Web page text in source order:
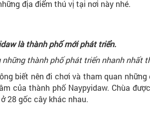
địa điểm thú vị tại nơi này nhé.
thành phố phát triển nhanh nhất
biết nên đi chơi và tham quan
của thành phố Naypyidaw. Chùa
28 gốc cây khác nhau.